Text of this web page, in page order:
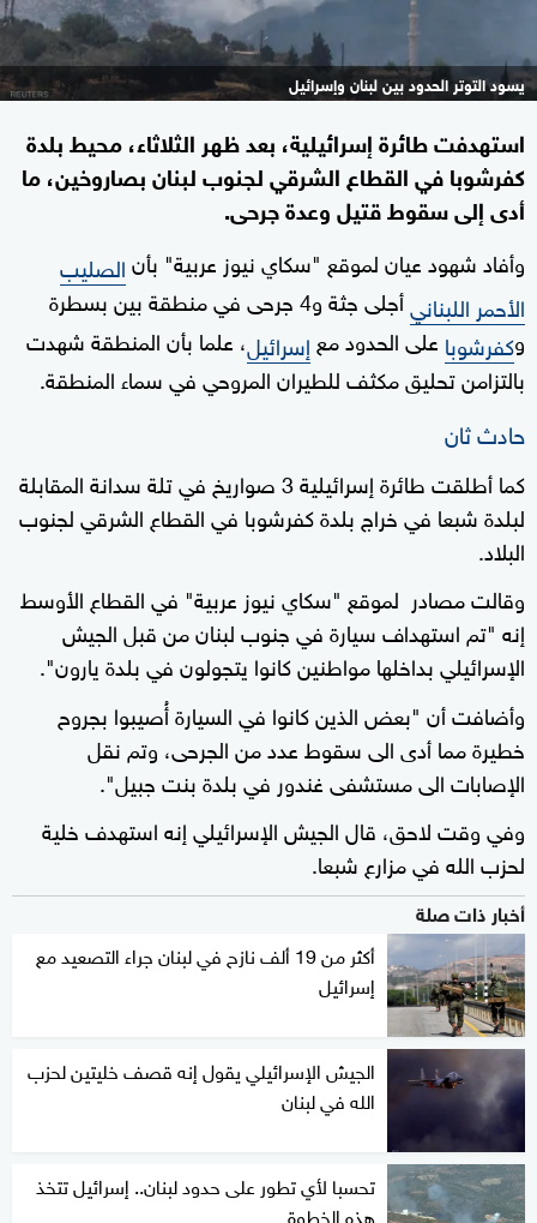
يسود التوتر الحدود بين لبنان وإسرائيل
استهدفت طائرة إسرائيلية، بعد ظهر الثلاثاء، محيط بلدة
كفرشوبا في القطاع الشرقي لجنوب لبنان بصاروخين، ما
أدى إلى سقوط قتيل وعدة جرحى.
وأفاد شهود عيان لموقع "سكاي نيوز عربية" بأنالصليب
الأحمر اللبناني
أجلى جثة و4 جرحى في منطقة بين بسطرة
وكفرشوبا على الحدود مع إسرائيل، علما بأن المنطقة شهدت
بالتزامن تحليق مكثف للطيران المروحي في سماء المنطقة.
حادث ثان
كما أطلقت طائرة إسرائيلية 3 صواريخ في تلة سدانة المقابلة
لبلدة شبعا في خراج بلدة كفرشوبا في القطاع الشرقي لجنوب
البلاد.
وقالت مصادر لموقع "سكاي نيوز عربية" في القطاع الأوسط
إنه "تم استهداف سيارة في جنوب لبنان من قبل الجيش
الإسرائيلي بداخلها مواطنين كانوا يتجولون في بلدة يارون".
وأضافت أن "بعض الذين كانوا في السيارة أُصيبوا بجروح
خطيرة مما أدى الى سقوط عدد من الجرحى، وتم نقل
الإصابات الى مستشفى غندور في بلدة بنت جبيل".
وفي وقت لاحق، قال الجيش الإسرائيلي إنه استهدف خلية
لحزب الله في مزارع شبعا.
أخبار ذات صلة
أكثر من 19 ألف نازح في لبنان جراء التصعيد مع
إسرائيل
الجيش الإسرائيلي يقول إنه قصف خليتين لحزب
الله في لبنان
تحسبا لأي تطور على حدود لبنان.. إسرائيل تتخذ
هذه الخطوة